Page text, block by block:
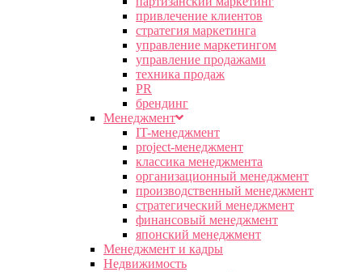
привлечение клиентов
стратегия маркетинга
управление маркетингом
управление продажами
техника продаж
PR
брендинг
Менеджмент
IT-менеджмент
project-менеджмент
классика менеджмента
организационный менеджмент
производственный менеджмент
стратегический менеджмент
финансовый менеджмент
японский менеджмент
Менеджмент и кадры
Недвижимость